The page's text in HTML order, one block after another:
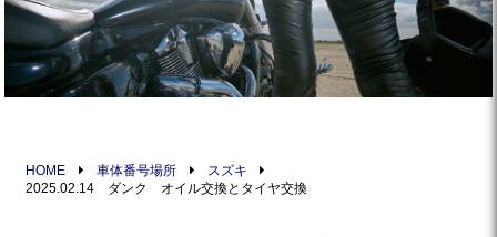
HOME 車体番号場所
スズキ
2025.02.14 ダンク オイル交換とタイヤ交換